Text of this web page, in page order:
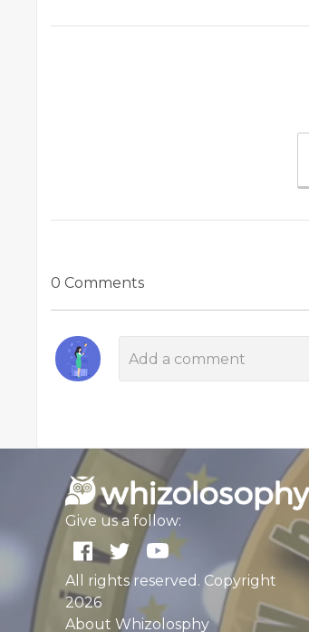
0 Comments
Give us a follow:
All rights reserved. Copyright
2026
About Whizolosphy